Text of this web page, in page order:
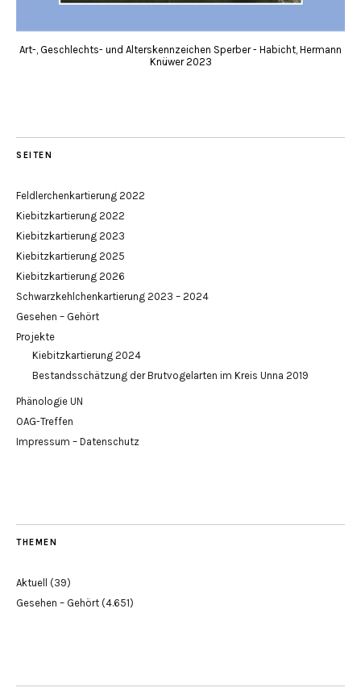
Art-, Geschlechts- und Alterskennzeichen Sperber - Habicht, Hermann
Knüwer 2023
SEITEN
Feldlerchenkartierung 2022
Kiebitzkartierung 2022
Kiebitzkartierung 2023
Kiebitzkartierung 2025
Kiebitzkartierung 2026
Schwarzkehlchenkartierung 2023 – 2024
Gesehen – Gehört
Projekte
Kiebitzkartierung 2024
Bestandsschätzung der Brutvogelarten im Kreis Unna 2019
Phänologie UN
OAG-Treffen
Impressum – Datenschutz
THEMEN
Aktuell
(39)
Gesehen – Gehört (4.651)